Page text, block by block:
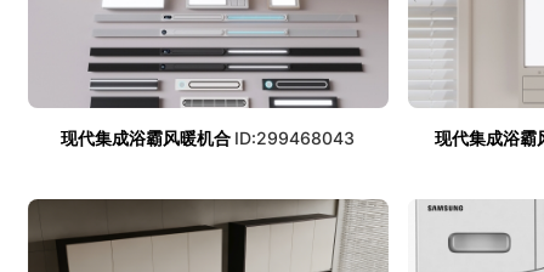
现代集成浴霸风暖机合 ID:299468043 现代集成浴霸